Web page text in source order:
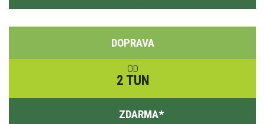
DOPRAVA
OD
2 TUN
ZDARMA*